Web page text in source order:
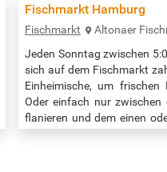
zu kurz: Genießen Sie…
Fischmarkt Hamburg
Fischmarkt
Altonaer
Jeden Sonntag zwischen
sich auf dem Fischmarkt
Einheimische, um
Oder einfach nur zwischen
flanieren und dem einen
der Arbeit zu bewundern.